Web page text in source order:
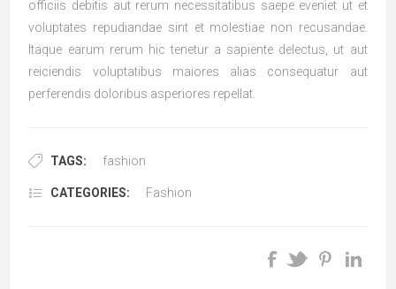
officiis debitis aut rerum necessitatibus saepe eveniet ut et
voluptates repudiandae sint et molestiae non recusandae.
Itaque earum rerum hic tenetur a sapiente delectus, ut aut
reiciendis voluptatibus maiores alias consequatur aut
perferendis doloribus asperiores repellat.
TAGS: fashion
CATEGORIES: Fashion